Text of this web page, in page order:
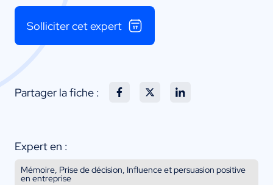
Solliciter cet expert
Partager la fiche :
Expert en :
Mémoire, Prise de décision, Influence et persuasion positive
en entreprise